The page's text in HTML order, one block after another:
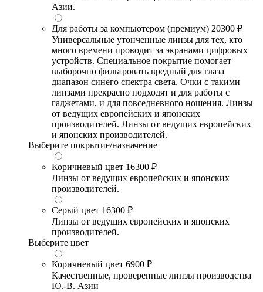
Азии.
Для работы за компьютером (премиум) 20300 ₽
Универсальные утонченные линзы для тех, кто
много времени проводит за экранами цифровых
устройств. Специальное покрытие помогает
выборочно фильтровать вредный для глаза
диапазон синего спектра света. Очки с такими
линзами прекрасно подходят и для работы с
гаджетами, и для повседневного ношения. Линзы
от ведущих европейских и японских
производителей. Линзы от ведущих европейских
и японских производителей.
Выберите покрытие/назначение
Коричневый цвет 16300 ₽
Линзы от ведущих европейских и японских
производителей.
Серый цвет 16300 ₽
Линзы от ведущих европейских и японских
производителей.
Выберите цвет
Коричневый цвет 6900 ₽
Качественные, проверенные линзы производства
Ю.-В. Азии